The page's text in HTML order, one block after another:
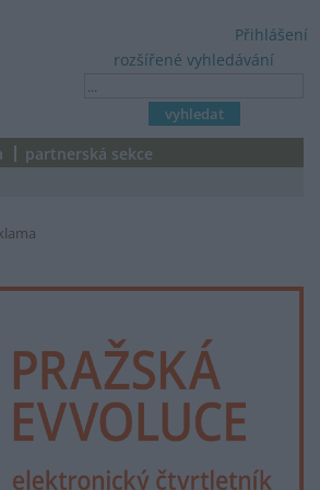
rozšířené vyhledávání
Přihlášení
partnerská sekce